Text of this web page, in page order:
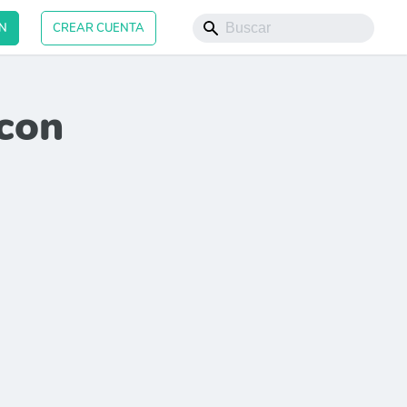
CREAR CUENTA